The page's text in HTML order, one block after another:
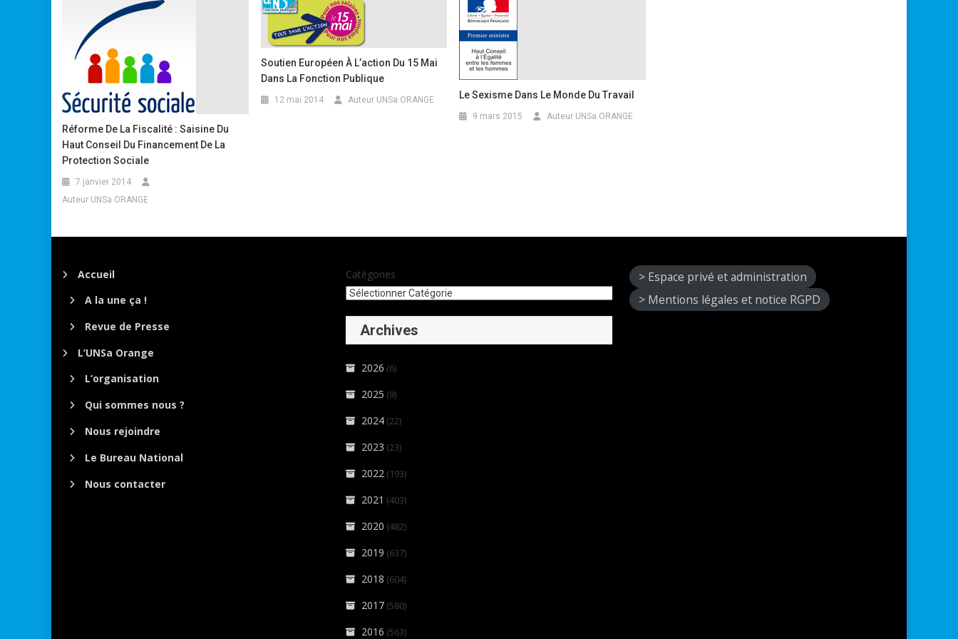
Réforme De La Fiscalité : Saisine Du
Haut Conseil Du Financement De La
Protection Sociale
7 janvier 2014
Auteur UNSa ORANGE
Soutien Européen À L’action Du 15 Mai
Dans La Fonction Publique
12 mai 2014 Auteur UNSa ORANGE Le Sexisme Dans Le Monde Du Travail
9 mars 2015 Auteur UNSa ORANGE
Accueil
A la une ça !
Revue de Presse
L’UNSa Orange
L’organisation
Qui sommes nous ?
Nous rejoindre
Le Bureau National
Nous contacter
Catégories
Archives
2026 (6)
2025 (9)
2024 (22)
2023 (23)
2022 (193)
2021 (403)
2020 (482)
2019 (637)
2018 (604)
2017 (580)
2016 (563)
> Espace privé et administration
> Mentions légales et notice RGPD